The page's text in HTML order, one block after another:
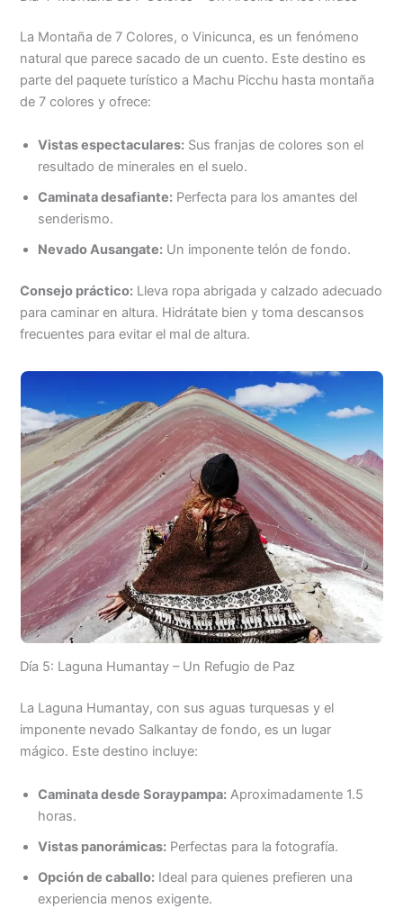
La Montaña de 7 Colores, o Vinicunca, es un fenómeno
natural que parece sacado de un cuento. Este destino es
parte del paquete turístico a Machu Picchu hasta montaña
de 7 colores y ofrece:
Vistas espectaculares: Sus franjas de colores son el
resultado de minerales en el suelo.
Caminata desafiante: Perfecta para los amantes del
senderismo.
Nevado Ausangate: Un imponente telón de fondo.
Consejo práctico: Lleva ropa abrigada y calzado adecuado
para caminar en altura. Hidrátate bien y toma descansos
frecuentes para evitar el mal de altura.
Día 5: Laguna Humantay – Un Refugio de Paz
La Laguna Humantay, con sus aguas turquesas y el
imponente nevado Salkantay de fondo, es un lugar
mágico. Este destino incluye:
Caminata desde Soraypampa: Aproximadamente 1.5
horas.
Vistas panorámicas: Perfectas para la fotografía.
Opción de caballo: Ideal para quienes prefieren una
experiencia menos exigente.